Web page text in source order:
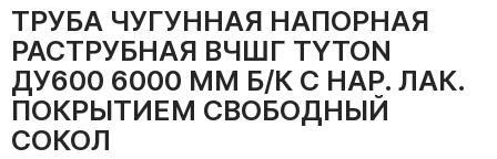
ТРУБА ЧУГУННАЯ НАПОРНАЯ
РАСТРУБНАЯ ВЧШГ TYTON
ДУ600 6000 ММ Б/К С НАР. ЛАК.
ПОКРЫТИЕМ СВОБОДНЫЙ
СОКОЛ